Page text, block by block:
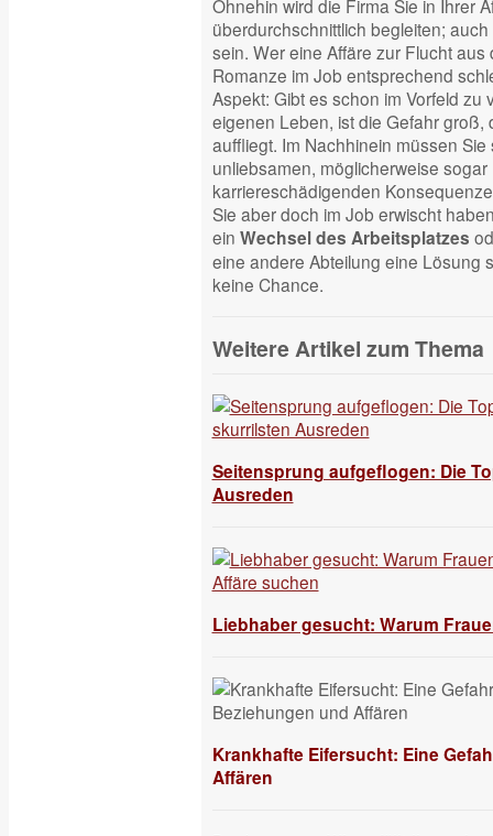
Ohnehin wird die Firma Sie in Ihrer
überdurchschnittlich begleiten;
sein. Wer eine Affäre zur Flucht aus
Romanze im Job entsprechend
Aspekt: Gibt es schon im Vorfeld zu
eigenen Leben, ist die Gefahr groß,
auffliegt. Im Nachhinein müssen
unliebsamen, möglicherweise
karriereschädigenden
Sie aber doch im Job erwischt
ein Wechsel des Arbeitsplatzes
eine andere Abteilung eine Lösung
keine Chance.
Weitere Artikel zum Thema
Seitensprung aufgeflogen: Die
Ausreden
Liebhaber gesucht: Warum
Krankhafte Eifersucht: Eine
Affären